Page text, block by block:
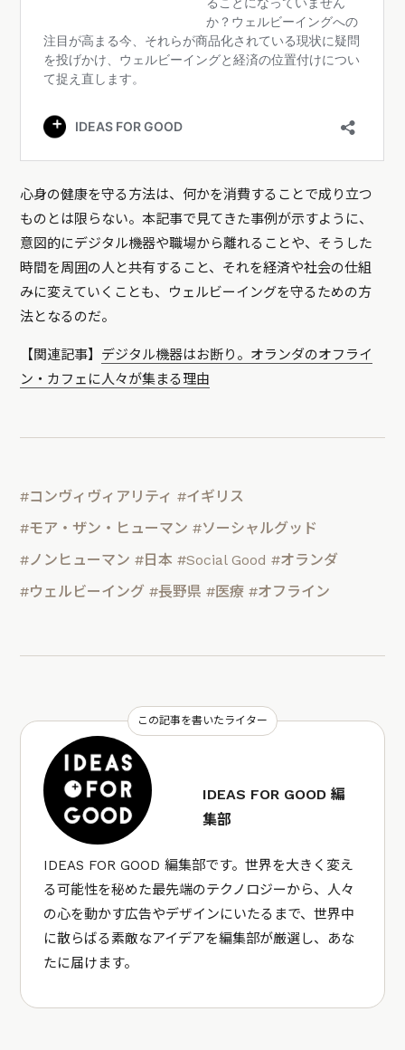
心身の健康を守る方法は、何かを消費することで成り立つ
ものとは限らない。本記事で見てきた事例が示すように、
意図的にデジタル機器や職場から離れることや、そうした
時間を周囲の人と共有すること、それを経済や社会の仕組
みに変えていくことも、ウェルビーイングを守るための方
法となるのだ。
【関連記事】 デジタル機器はお断り。オランダのオフライ
ン・カフェに人々が集まる理由
#コンヴィヴィアリティ #イギリス
#モア・ザン・ヒューマン #ソーシャルグッド
#ノンヒューマン #日本 #Social Good #オランダ
#ウェルビーイング #長野県 #医療 #オフライン
この記事を書いたライター
IDEAS FOR GOOD 編
集部
IDEAS FOR GOOD 編集部です。世界を大きく変え
る可能性を秘めた最先端のテクノロジーから、人々
の心を動かす広告やデザインにいたるまで、世界中
に散らばる素敵なアイデアを編集部が厳選し、あな
たに届けます。